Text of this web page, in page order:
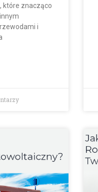
które znacząco
i